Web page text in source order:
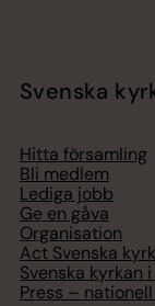
Svenska
Hitta församling
Bli medlem
Lediga jobb
Ge en gåva
Organisation
Act Svenska
Svenska kyrkan
Press –